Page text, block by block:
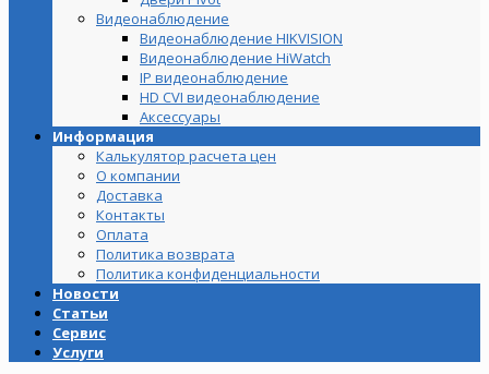
Видеонаблюдение
Видеонаблюдение HIKVISION
Видеонаблюдение HiWatch
IP видеонаблюдение
HD CVI видеонаблюдение
Аксессуары
Информация
Калькулятор расчета цен
О компании
Доставка
Контакты
Оплата
Политика возврата
Политика конфиденциальности
Новости
Статьи
Сервис
Услуги